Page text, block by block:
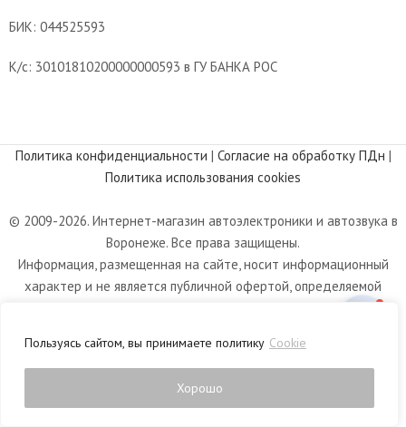
Пользуясь сайтом, вы принимаете политику Cookie
Хорошо
БИК: 044525593
К/с: 30101810200000000593 в ГУ БАНКА РОС
Политика конфиденциальности | Согласие на обработку ПДн |
Политика использования cookies
© 2009-2026. Интернет-магазин автоэлектроники и автозвука в
Воронеже. Все права защищены.
Информация, размещенная на сайте, носит информационный
характер и не является публичной офертой, определяемой
положениями статьи 437 Гражданского кодекса РФ.